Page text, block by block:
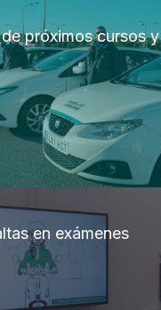
próximos cursos y
en exámenes